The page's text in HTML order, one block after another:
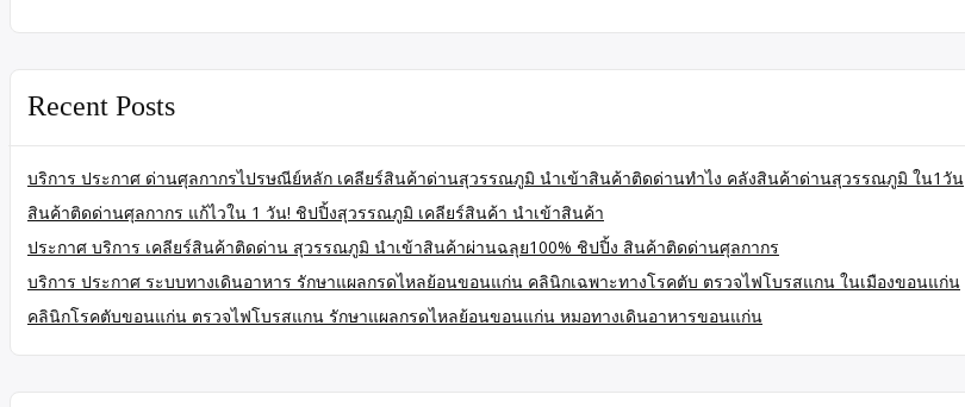
Recent Posts
บริการ ประกาศ ด่านศุลกากรไปรษณีย์หลัก เคลียร์สินค้าด่านสุวรรณภูมิ นำเข้าสินค้าติดด่านทำไง คลังสินค้าด่านสุวรรณภูมิ ใน1วัน
สินค้าติดด่านศุลกากร แก้ไวใน 1 วัน! ชิปปิ้งสุวรรณภูมิ เคลียร์สินค้า นำเข้าสินค้า
ประกาศ บริการ เคลียร์สินค้าติดด่าน สุวรรณภูมิ นำเข้าสินค้าผ่านฉลุย100% ชิปปิ้ง สินค้าติดด่านศุลกากร
บริการ ประกาศ ระบบทางเดินอาหาร รักษาแผลกรดไหลย้อนขอนแก่น คลินิกเฉพาะทางโรคตับ ตรวจไฟโบรสแกน ในเมืองขอนแก่น
คลินิกโรคตับขอนแก่น ตรวจไฟโบรสแกน รักษาแผลกรดไหลย้อนขอนแก่น หมอทางเดินอาหารขอนแก่น